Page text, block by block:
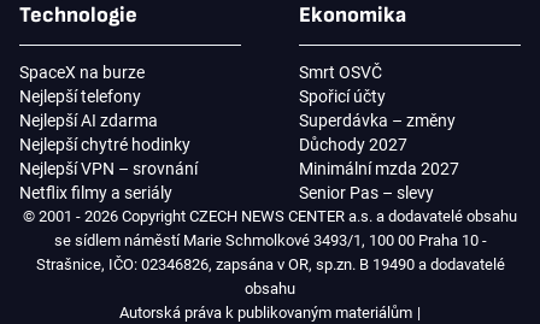
Technologie
SpaceX na burze
Nejlepší telefony
Nejlepší AI zdarma
Nejlepší chytré hodinky
Nejlepší VPN – srovnání
Netflix filmy a seriály
Ekonomika
Smrt OSVČ
Spořicí účty
Superdávka – změny
Důchody 2027
Minimální mzda 2027
Senior Pas – slevy
© 2001 - 2026 Copyright CZECH NEWS CENTER a.s. a dodavatelé obsahu
se sídlem náměstí Marie Schmolkové 3493/1, 100 00 Praha 10 -
Strašnice, IČO: 02346826, zapsána v OR, sp.zn. B 19490 a dodavatelé
obsahu
Autorská práva k publikovaným materiálům